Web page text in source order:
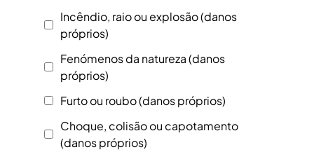
Incêndio, raio ou explosão (danos
próprios)
Fenómenos da natureza (danos
próprios)
Furto ou roubo (danos próprios)
Choque, colisão ou capotamento
(danos próprios)